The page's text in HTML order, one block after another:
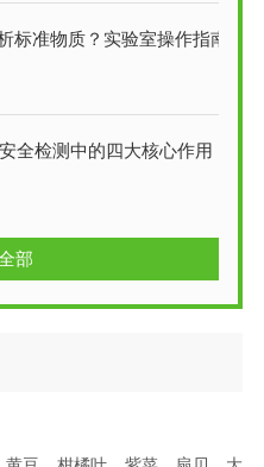
标准物质？实验室操作指南
全检测中的四大核心作用
部